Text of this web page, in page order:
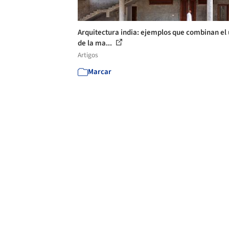
Arquitectura india: ejemplos que combinan el
de la ma...
Artigos
Marcar